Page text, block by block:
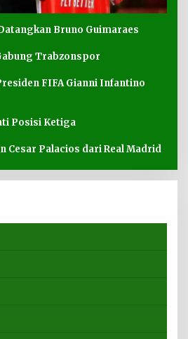
Bruno Guimaraes
Trabzonspor
FIFA Gianni Infantino
Posisi Ketiga
Cesar Palacios dari Real Madrid